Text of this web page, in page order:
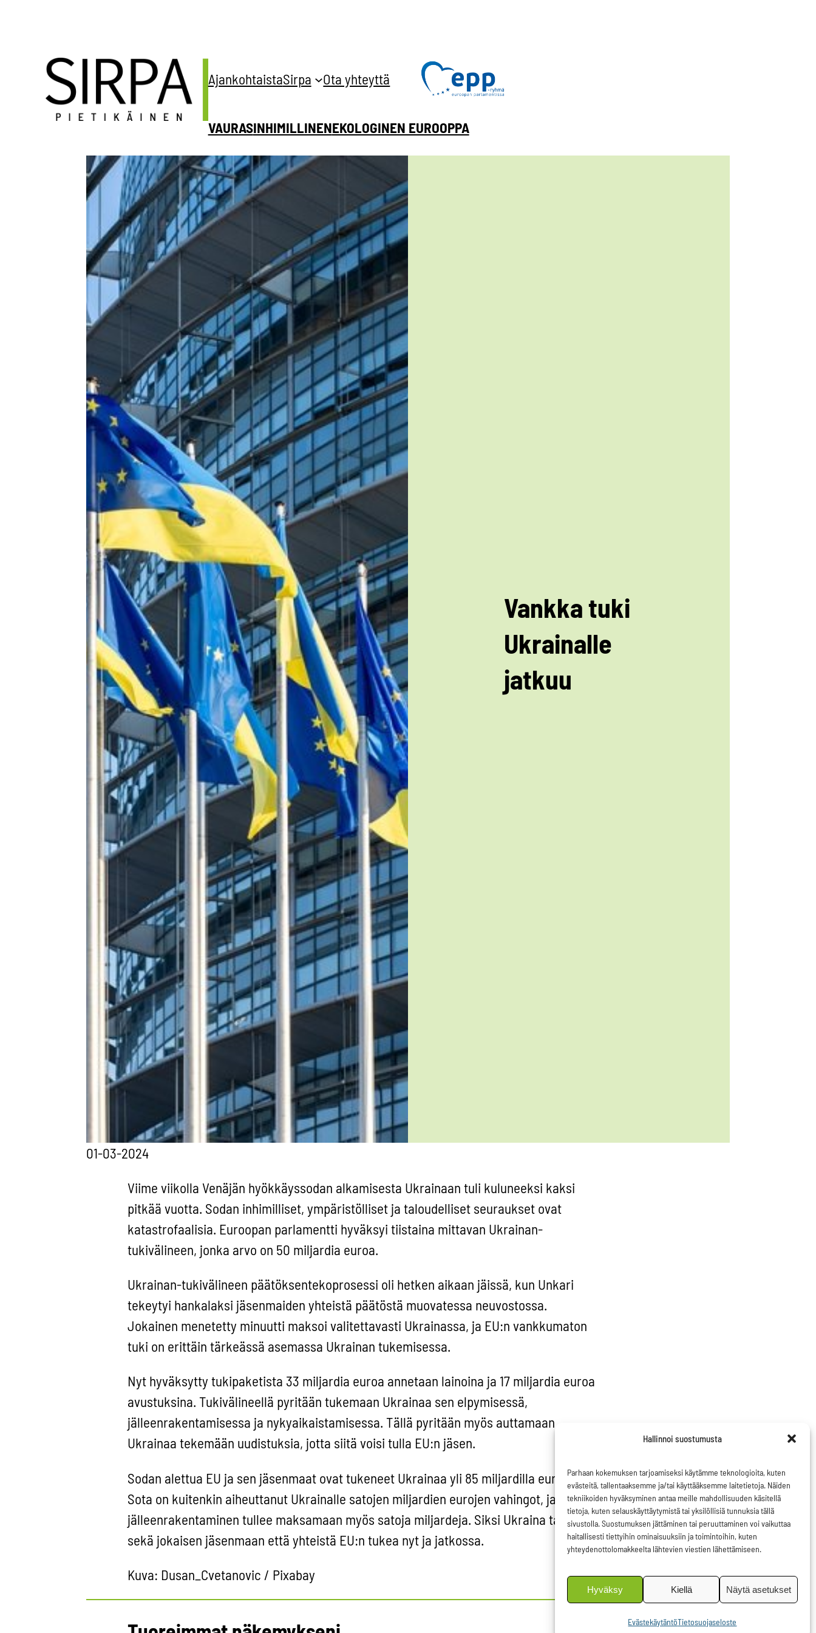
Hallinnoi suostumusta
Parhaan kokemuksen tarjoamiseksi käytämme teknologioita, kuten
evästeitä, tallentaaksemme ja/tai käyttääksemme laitetietoja. Näiden
tekniikoiden hyväksyminen antaa meille mahdollisuuden käsitellä
tietoja, kuten selauskäyttäytymistä tai yksilöllisiä tunnuksia tällä
sivustolla. Suostumuksen jättäminen tai peruuttaminen voi vaikuttaa
haitallisesti tiettyihin ominaisuuksiin ja toimintoihin, kuten
yhteydenottolomakkeelta lähtevien viestien lähettämiseen.
Hyväksy Kiellä Näytä asetukset
EvästekäytäntöTietosuojaseloste
AjankohtaistaSirpa Ota yhteyttä
VAURASINHIMILLINENEKOLOGINEN EUROOPPA
Vankka tuki
Ukrainalle
jatkuu
01-03-2024
Viime viikolla Venäjän hyökkäyssodan alkamisesta Ukrainaan tuli kuluneeksi kaksi
pitkää vuotta. Sodan inhimilliset, ympäristölliset ja taloudelliset seuraukset ovat
katastrofaalisia. Euroopan parlamentti hyväksyi tiistaina mittavan Ukrainan-
tukivälineen, jonka arvo on 50 miljardia euroa.
Ukrainan-tukivälineen päätöksentekoprosessi oli hetken aikaan jäissä, kun Unkari
tekeytyi hankalaksi jäsenmaiden yhteistä päätöstä muovatessa neuvostossa.
Jokainen menetetty minuutti maksoi valitettavasti Ukrainassa, ja EU:n vankkumaton
tuki on erittäin tärkeässä asemassa Ukrainan tukemisessa.
Nyt hyväksytty tukipaketista 33 miljardia euroa annetaan lainoina ja 17 miljardia euroa
avustuksina. Tukivälineellä pyritään tukemaan Ukrainaa sen elpymisessä,
jälleenrakentamisessa ja nykyaikaistamisessa. Tällä pyritään myös auttamaan
Ukrainaa tekemään uudistuksia, jotta siitä voisi tulla EU:n jäsen.
Sodan alettua EU ja sen jäsenmaat ovat tukeneet Ukrainaa yli 85 miljardilla eurolla.
Sota on kuitenkin aiheuttanut Ukrainalle satojen miljardien eurojen vahingot, ja
jälleenrakentaminen tullee maksamaan myös satoja miljardeja. Siksi Ukraina tarvitsee
sekä jokaisen jäsenmaan että yhteistä EU:n tukea nyt ja jatkossa.
Kuva: Dusan_Cvetanovic / Pixabay